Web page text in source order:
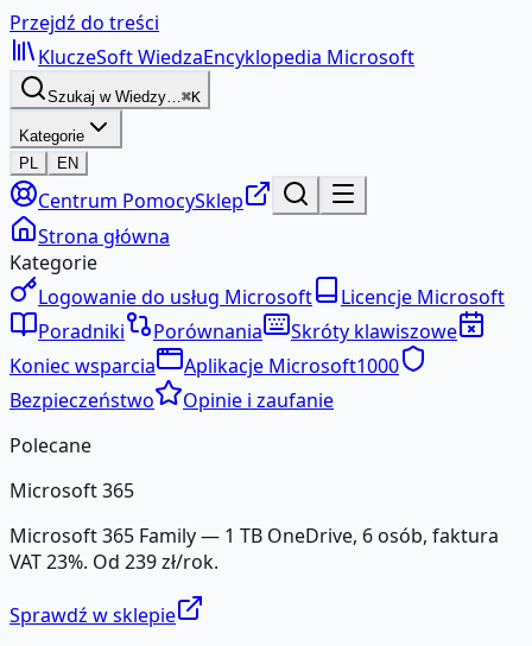
Przejdź do treści
KluczeSoftWiedzaEncyklopedia Microsoft
Szukaj w Wiedzy…⌘K
Kategorie
PL
EN
Centrum PomocySklep
Strona główna
Kategorie
Logowanie do usług Microsoft
Licencje Microsoft
Poradniki
Porównania
Skróty klawiszowe
Koniec wsparcia
Aplikacje Microsoft1000
Bezpieczeństwo
Opinie i zaufanie
Polecane
Microsoft 365
Microsoft 365 Family — 1 TB OneDrive, 6 osób, faktura
VAT 23%. Od 239 zł/rok.
Sprawdź w sklepie